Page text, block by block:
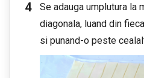
Se adauga umplutura
diagonala, luand din
si punand-o peste